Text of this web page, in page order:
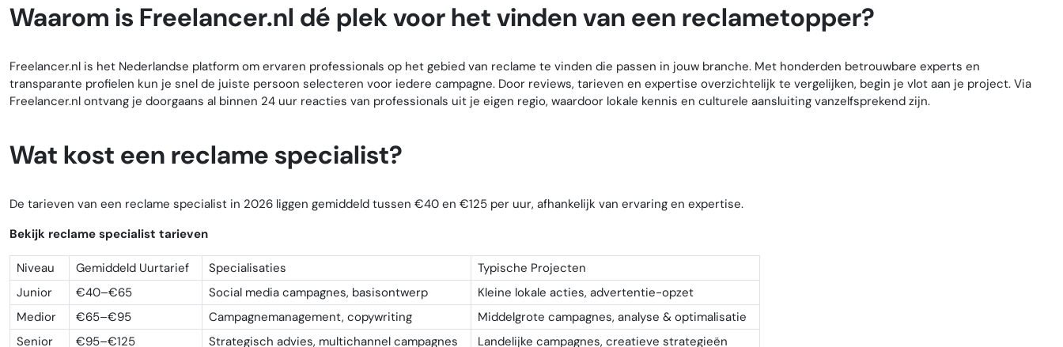
Waarom is Freelancer.nl dé plek voor het vinden van een reclametopper?
Freelancer.nl is het Nederlandse platform om ervaren professionals op het gebied van reclame te vinden die passen in jouw branche. Met honderden betrouwbare experts en
transparante profielen kun je snel de juiste persoon selecteren voor iedere campagne. Door reviews, tarieven en expertise overzichtelijk te vergelijken, begin je vlot aan je project. Via
Freelancer.nl ontvang je doorgaans al binnen 24 uur reacties van professionals uit je eigen regio, waardoor lokale kennis en culturele aansluiting vanzelfsprekend zijn.
Wat kost een reclame specialist?
De tarieven van een reclame specialist in 2026 liggen gemiddeld tussen €40 en €125 per uur, afhankelijk van ervaring en expertise.
Bekijk reclame specialist tarieven
Niveau Gemiddeld Uurtarief Specialisaties
Typische Projecten
Junior
€40–€65 Social media campagnes, basisontwerp
Kleine lokale acties, advertentie-opzet
Medior
€65–€95 Campagnemanagement, copywriting
Middelgrote campagnes, analyse & optimalisatie
Senior
€95–€125 Strategisch advies, multichannel campagnes Landelijke campagnes, creatieve strategieën